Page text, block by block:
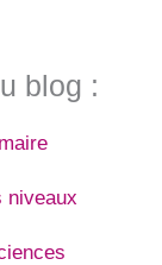
blog :
niveaux